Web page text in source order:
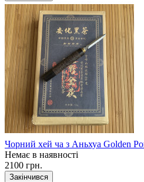
Чорний хей ча з Аньхуа Golden
Немає в наявності
2100 грн.
Закінчився